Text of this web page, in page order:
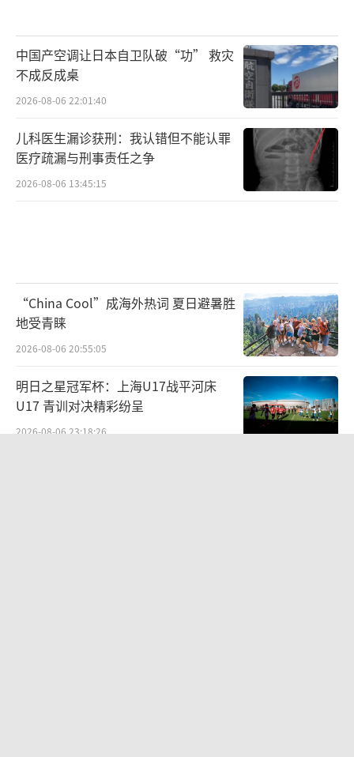
中国产空调让日本自卫队破“功” 救灾
不成反成桌
2026-08-06 22:01:40
儿科医生漏诊获刑：我认错但不能认罪
医疗疏漏与刑事责任之争
2026-08-06 13:45:15
“China Cool”成海外热词 夏日避暑胜
地受青睐
2026-08-06 20:55:05
明日之星冠军杯：上海U17战平河床
U17 青训对决精彩纷呈
2026-08-06 23:18:26